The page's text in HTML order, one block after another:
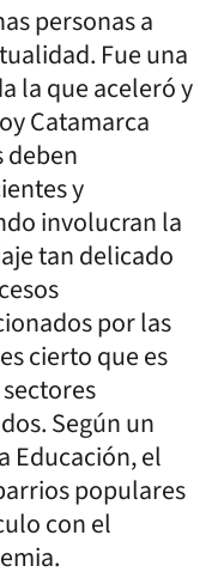
personas a
Fue una
la que aceleró y
Catamarca
deben
y
involucran la
tan delicado
por las
cierto que es
Según un
Educación, el
populares
con el